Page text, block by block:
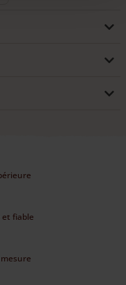
et fiable